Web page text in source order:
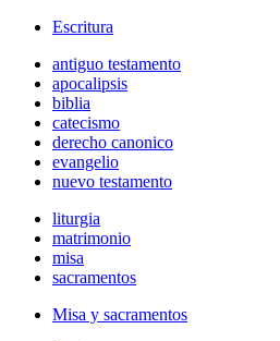
Escritura
antiguo testamento
apocalipsis
biblia
catecismo
derecho canonico
evangelio
nuevo testamento
liturgia
matrimonio
misa
sacramentos
Misa y sacramentos